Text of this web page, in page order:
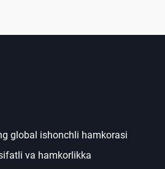
global ishonchli hamkorasi
va hamkorlikka